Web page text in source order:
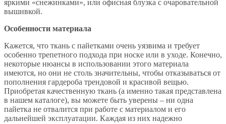
яркими «снежинками», или офисная блузка с очаровательной
вышивкой.
Особенности материала
Кажется, что ткань с пайетками очень уязвима и требует
особенно трепетного подхода при носке или в уходе. Конечно,
некоторые нюансы в использовании этого материала
имеются, но они не столь значительны, чтобы отказываться от
пополнения гардероба трендовой и красивой вещью.
Приобретая качественную ткань (а именно такая представлена
в нашем каталоге), вы можете быть уверены – ни одна
пайетка не отвалится при работе с материалом и его
дальнейшей эксплуатации. Каждая из них надежно